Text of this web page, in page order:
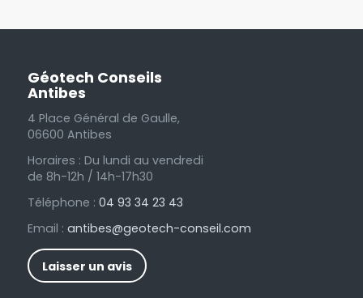
Géotech Conseils
Antibes
4 Place Général de Gaulle,
06600 Antibes
Horaires : Du lundi au vendredi
de 8h-12h / 14h-17h30
Téléphone : 04 93 34 23 43
Email : antibes@geotech-conseil.com
Laisser un avis